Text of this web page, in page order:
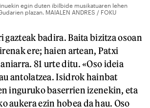
egin duten ibilbide musikatuaren lehen
plazan. MAIALEN ANDRES / FOKU
gazteak badira. Baita bizitza osoan
ere; haien artean, Patxi
81 urte ditu. «Oso ideia
antolatzea. Isidrok hainbat
inguruko baserrien izenekin, eta
aukera ezin hobea da hau. Oso